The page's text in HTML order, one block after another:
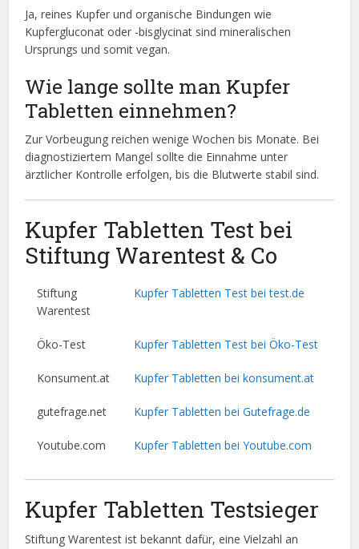
Ja, reines Kupfer und organische Bindungen wie
Kupfergluconat oder -bisglycinat sind mineralischen
Ursprungs und somit vegan.
Wie lange sollte man Kupfer
Tabletten einnehmen?
Zur Vorbeugung reichen wenige Wochen bis Monate. Bei
diagnostiziertem Mangel sollte die Einnahme unter
ärztlicher Kontrolle erfolgen, bis die Blutwerte stabil sind.
Kupfer Tabletten Test bei
Stiftung Warentest & Co
Stiftung
Warentest
Kupfer Tabletten Test bei test.de
Öko-Test Kupfer Tabletten Test bei Öko-Test
Konsument.at Kupfer Tabletten bei konsument.at
gutefrage.net Kupfer Tabletten bei Gutefrage.de
Youtube.com Kupfer Tabletten bei Youtube.com
Kupfer Tabletten Testsieger
Stiftung Warentest ist bekannt dafür, eine Vielzahl an